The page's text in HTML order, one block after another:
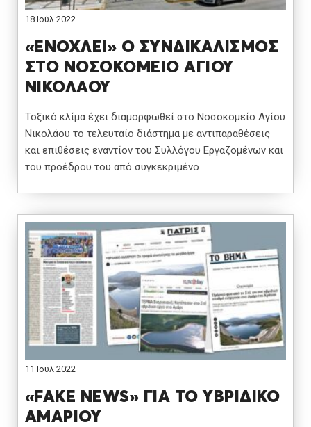
18 Ιούλ 2022
«ΕΝΟΧΛΕΙ» Ο ΣΥΝΔΙΚΑΛΙΣΜΟΣ
ΣΤΟ ΝΟΣΟΚΟΜΕΙΟ ΑΓΙΟΥ
ΝΙΚΟΛΑΟΥ
Τοξικό κλίμα έχει διαμορφωθεί στο Νοσοκομείο Αγίου
Νικολάου το τελευταίο διάστημα με αντιπαραθέσεις
και επιθέσεις εναντίον του Συλλόγου Εργαζομένων και
του προέδρου του από συγκεκριμένο
11 Ιούλ 2022
«FAKE NEWS» ΓΙΑ ΤΟ ΥΒΡΙΔΙΚΟ
ΑΜΑΡΙΟΥ